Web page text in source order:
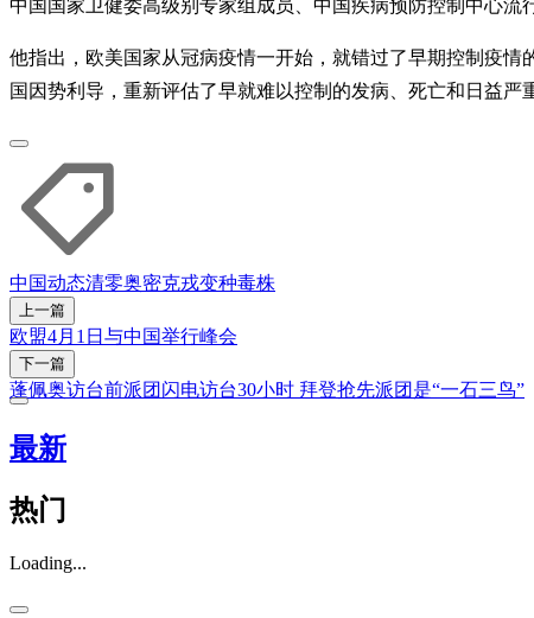
中国国家卫健委高级别专家组成员、中国疾病预防控制中心流
他指出，欧美国家从冠病疫情一开始，就错过了早期控制疫
国因势利导，重新评估了早就难以控制的发病、死亡和日益严
中国动态清零奥密克戎变种毒株
上一篇
欧盟4月1日与中国举行峰会
下一篇
蓬佩奥访台前派团闪电访台30小时 拜登抢先派团是“一石三鸟”
最新
热门
Loading...